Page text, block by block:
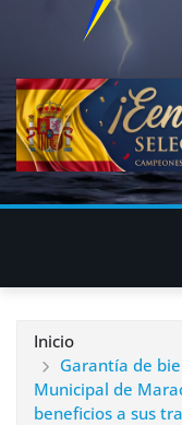
Inicio
Garantía de
Municipal de
beneficios a sus